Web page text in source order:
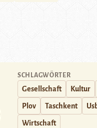
SCHLAGWÖRTER
Gesellschaft Kultur
Plov Taschkent
Wirtschaft